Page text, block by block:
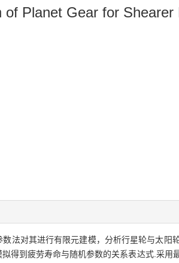
Planet Gear for
法对其进行有限元建模，分析行星轮与太阳
得到疲劳寿命与随机参数的关系表达式.采用